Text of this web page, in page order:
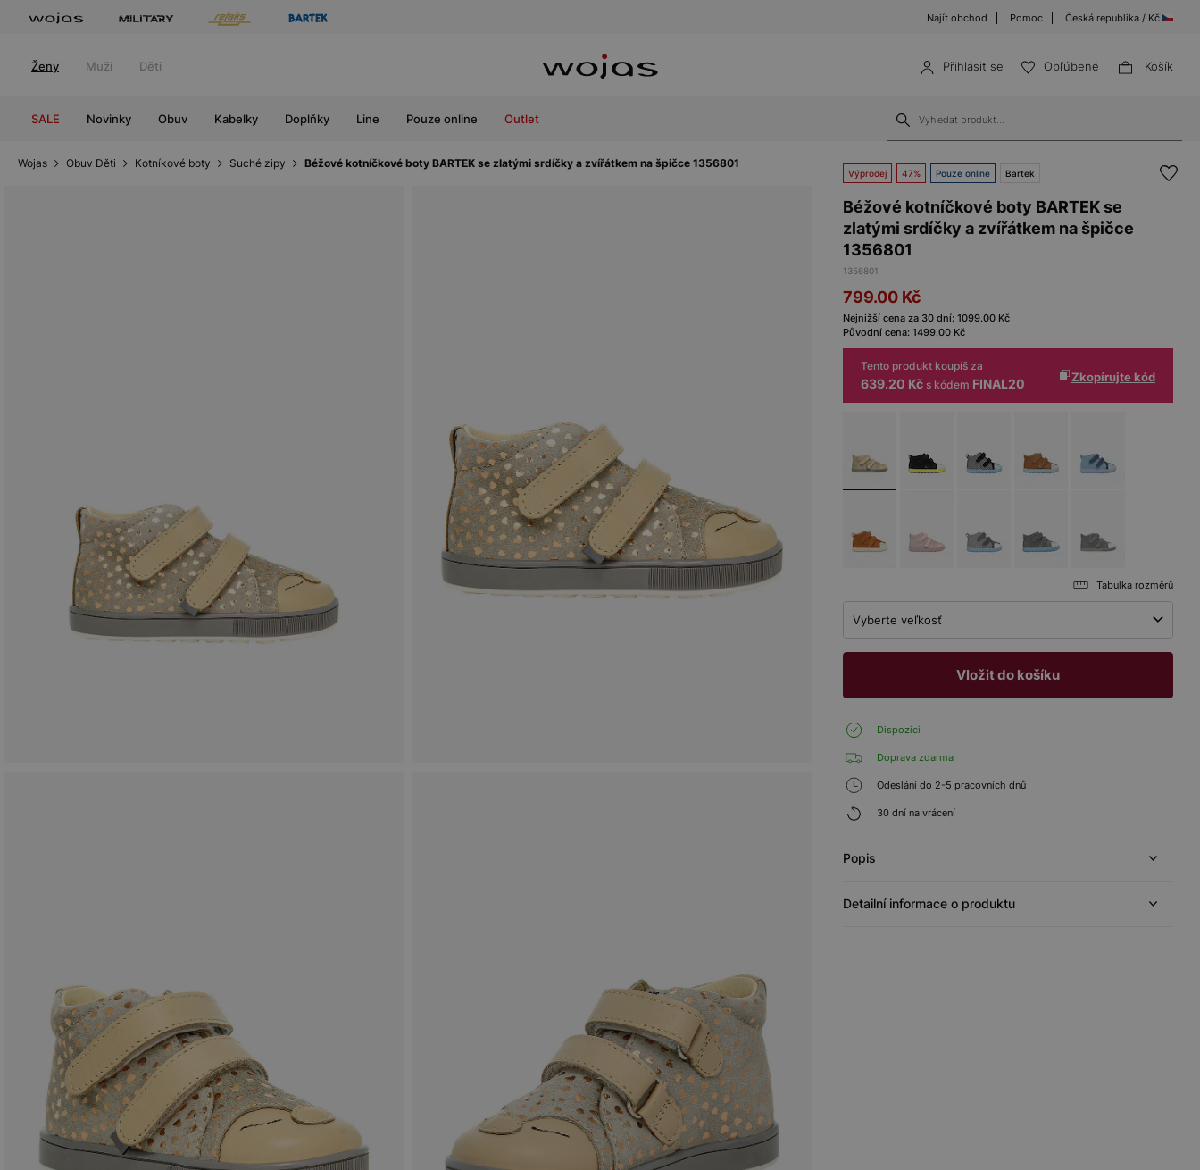
Najít obchod Pomoc Česká republika / Kč
Ženy Muži Děti Přihlásit se Obľúbené Košík
SALE Novinky Obuv Kabelky Doplňky Line Pouze online Outlet
Wojas Obuv Děti Kotníkové boty Suché zipy Béžové kotníčkové boty BARTEK se zlatými srdíčky a zvířátkem na špičce 1356801
Výprodej 47% Pouze online Bartek
Béžové kotníčkové boty BARTEK se
zlatými srdíčky a zvířátkem na špičce
1356801
1356801
799.00 Kč
Nejnižší cena za 30 dní: 1099.00 Kč
Původní cena: 1499.00 Kč
Tento produkt koupíš za
639.20 Kč s kódem FINAL20 Zkopírujte kód
Tabulka rozměrů
Vyberte veľkosť
Vložit do košíku
Dispozici
Doprava zdarma
Odeslání do 2-5 pracovních dnů
30 dní na vrácení
Popis
Detailní informace o produktu